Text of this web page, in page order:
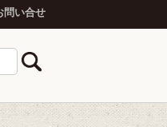
問い合せ